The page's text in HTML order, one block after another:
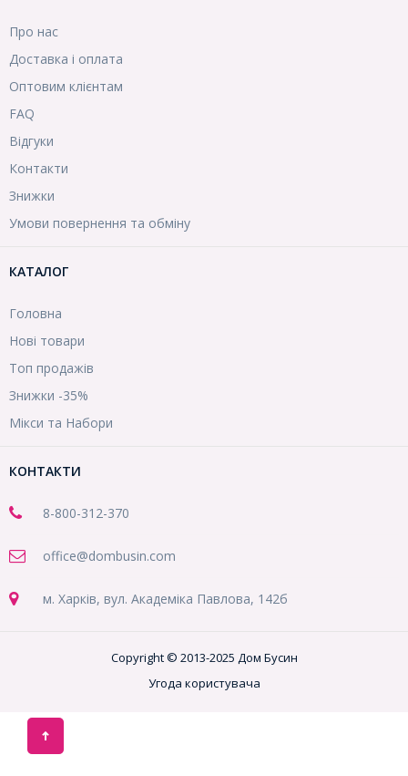
Про нас
Доставка і оплата
Оптовим клієнтам
FAQ
Відгуки
Контакти
Знижки
Умови повернення та обміну
КАТАЛОГ
Головна
Нові товари
Топ продажів
Знижки -35%
Мікси та Набори
КОНТАКТИ
8-800-312-370
office@dombusin.com
м. Харків, вул. Академіка Павлова, 142б
Copyright © 2013-2025 Дом Бусин
Угода користувача